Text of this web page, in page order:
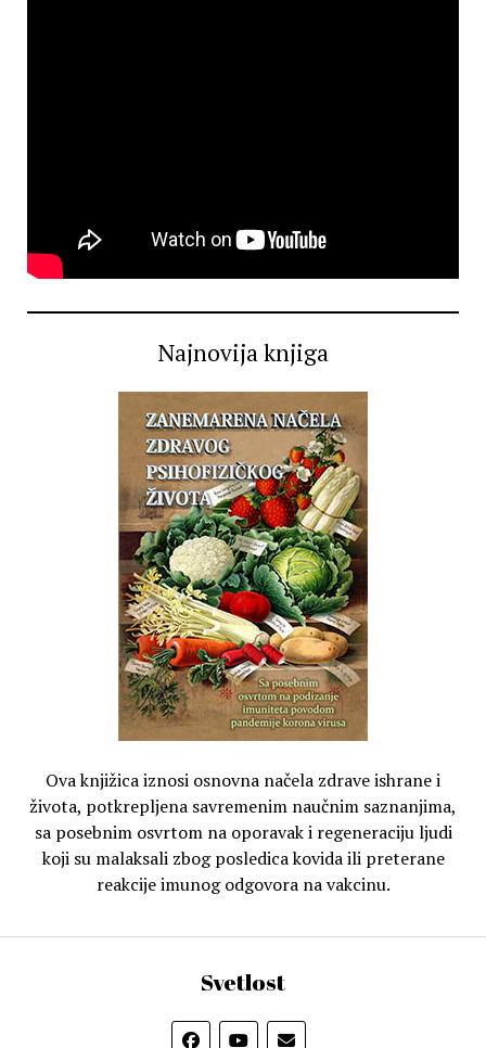
Najnovija knjiga
Ova knjižica iznosi osnovna načela zdrave ishrane i
života, potkrepljena savremenim naučnim saznanjima,
sa posebnim osvrtom na oporavak i regeneraciju ljudi
koji su malaksali zbog posledica kovida ili preterane
reakcije imunog odgovora na vakcinu.
Svetlost